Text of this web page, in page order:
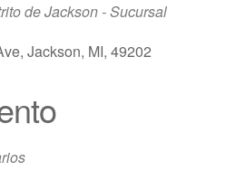
de Jackson - Sucursal
Jackson, MI, 49202